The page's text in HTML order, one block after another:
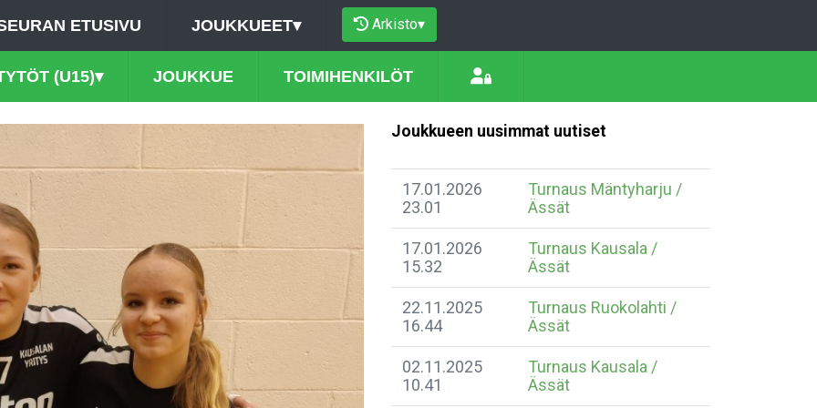
ETUSIVU JOUKKUEET▾ Arkisto▾
(U15)▾ JOUKKUE TOIMIHENKILÖT
Joukkueen uusimmat uutiset
17.01.2026
23.01
Turnaus Mäntyharju /
Ässät
17.01.2026
15.32
Turnaus Kausala /
Ässät
22.11.2025
16.44
Turnaus Ruokolahti /
Ässät
02.11.2025
10.41
Turnaus Kausala /
Ässät